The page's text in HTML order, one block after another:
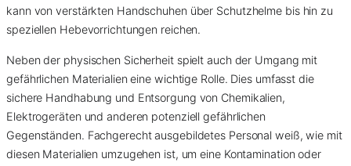
kann von verstärkten Handschuhen über Schutzhelme bis hin zu
speziellen Hebevorrichtungen reichen.
Neben der physischen Sicherheit spielt auch der Umgang mit
gefährlichen Materialien eine wichtige Rolle. Dies umfasst die
sichere Handhabung und Entsorgung von Chemikalien,
Elektrogeräten und anderen potenziell gefährlichen
Gegenständen. Fachgerecht ausgebildetes Personal weiß, wie mit
diesen Materialien umzugehen ist, um eine Kontamination oder